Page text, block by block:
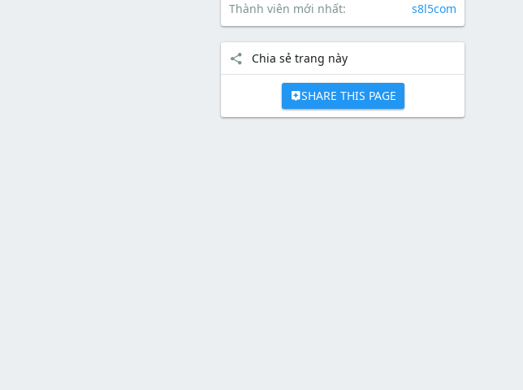
Thành viên mới nhất
s8l5com
Chia sẻ trang này
SHARE THIS PAGE